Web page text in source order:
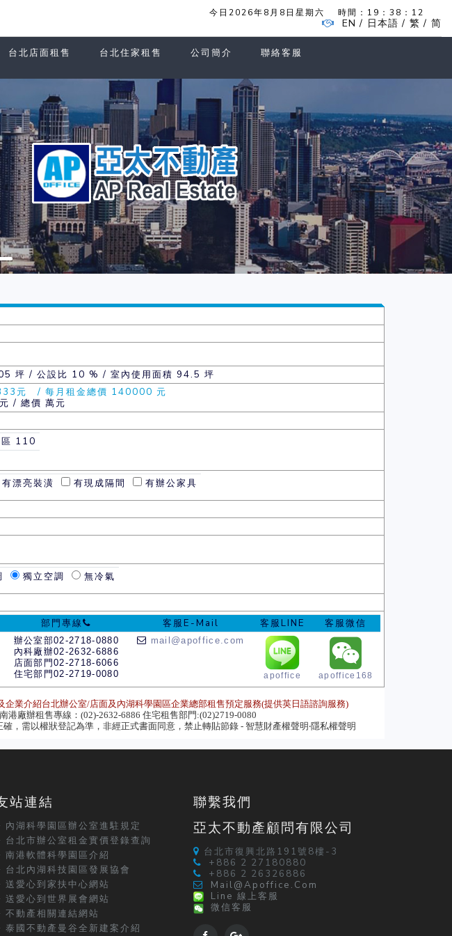
今日2026年8月8日星期六 時間： 19：38：12
EN / 日本語 / 繁 / 简
台北店面租售 台北住家租售 公司簡介 聯絡客服
坪 / 公設比 10 % / 室內使用面積 94.5 坪
元 / 每月租金總價 140000 元
/ 總價 萬元
區 110
漂亮裝潢 有現成隔間 有辦公家具
獨立空調 無冷氣
部門專線 客服E-Mail 客服LINE 客服微信
辦公室部02-2718-0880
內科廠辦02-2632-6886
店面部門02-2718-6066
住宅部門02-2719-0080
mail@apoffice.com
apoffice apoffice168
企業介紹台北辦公室/店面及內湖科學園區企業總部租售預定服務(提供英日語諮詢服務)
港廠辦租售專線：(02)-2632-6886 住宅租售部門:(02)2719-0080
，需以權狀登記為準，非經正式書面同意，禁止轉貼節錄 - 智慧財產權聲明‧隱私權聲明
站連結
內湖科學園區辦公室進駐規定
台北市辦公室租金實價登錄查詢
南港軟體科學園區介紹
台北內湖科技園區發展協會
送愛心到家扶中心網站
送愛心到世界展會網站
不動產相關連結網站
泰國不動產曼谷全新建案介紹
聯繫我們
亞太不動產顧問有限公司
台北市復興北路191號8樓-3
+886 2 27180880
+886 2 26326886
Mail@apoffice.com
Line 線上客服
微信客服